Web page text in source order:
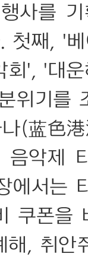
사를
첫째, '
회', '대
위기를
(蓝色
음악제
에서는
쿠폰을
해, 취